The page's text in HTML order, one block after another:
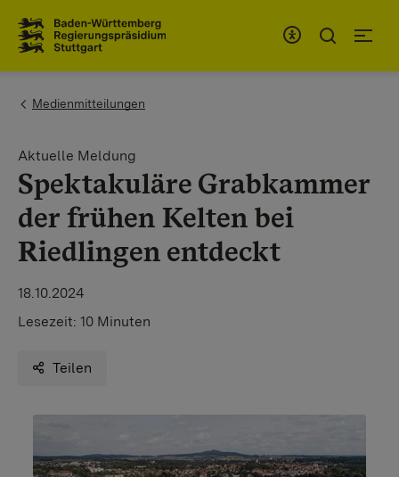
You are here:
Medienmitteilungen
Aktuelle Meldung
Spektakuläre Grabkammer
der frühen Kelten bei
Riedlingen entdeckt
18.10.2024
Lesezeit: 10 Minuten
Teilen